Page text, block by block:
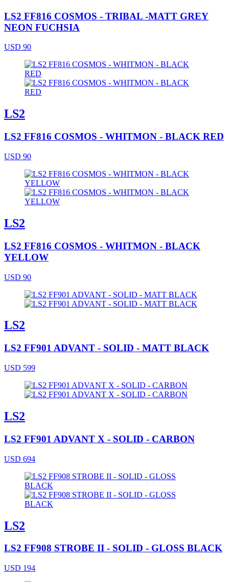
LS2 FF816 COSMOS - TRIBAL -MATT GREY
NEON FUCHSIA
USD 90
LS2
LS2 FF816 COSMOS - WHITMON - BLACK RED
USD 90
LS2
LS2 FF816 COSMOS - WHITMON - BLACK
YELLOW
USD 90
LS2
LS2 FF901 ADVANT - SOLID - MATT BLACK
USD 599
LS2
LS2 FF901 ADVANT X - SOLID - CARBON
USD 694
LS2
LS2 FF908 STROBE II - SOLID - GLOSS BLACK
USD 194